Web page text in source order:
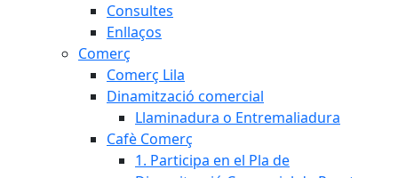
Consultes
Enllaços
Comerç
Comerç Lila
Dinamització comercial
Llaminadura o Entremaliadura
Cafè Comerç
1. Participa en el Pla de